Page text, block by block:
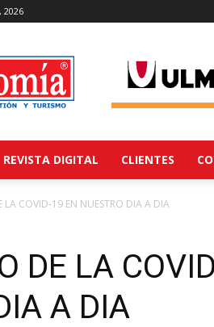
2026
REVISTA DIGITAL CLIENTES
LA COVID-19 EN NUESTRO DIA A DIA
DE LA
A DIA